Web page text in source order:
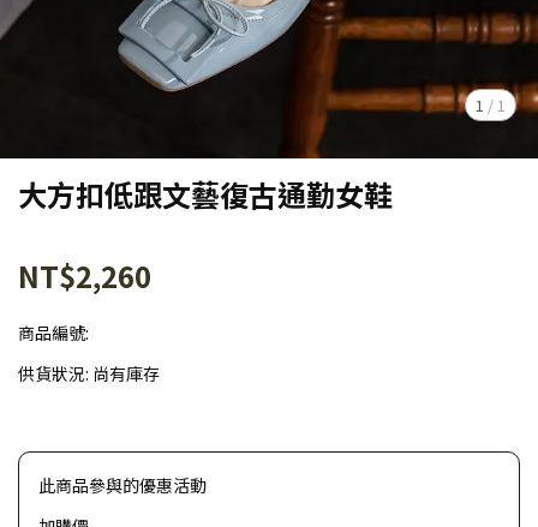
1 / 1
大方扣低跟文藝復古通勤女鞋
NT$2,260
商品編號:
供貨狀況: 尚有庫存
此商品參與的優惠活動